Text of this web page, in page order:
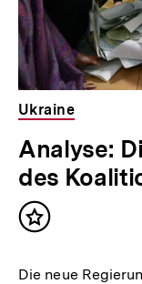
Ukraine
Analyse:
des
Inhalt
Die neue